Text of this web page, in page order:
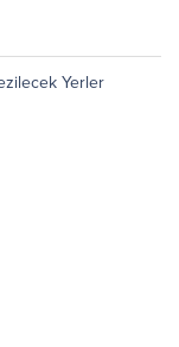
Yerler